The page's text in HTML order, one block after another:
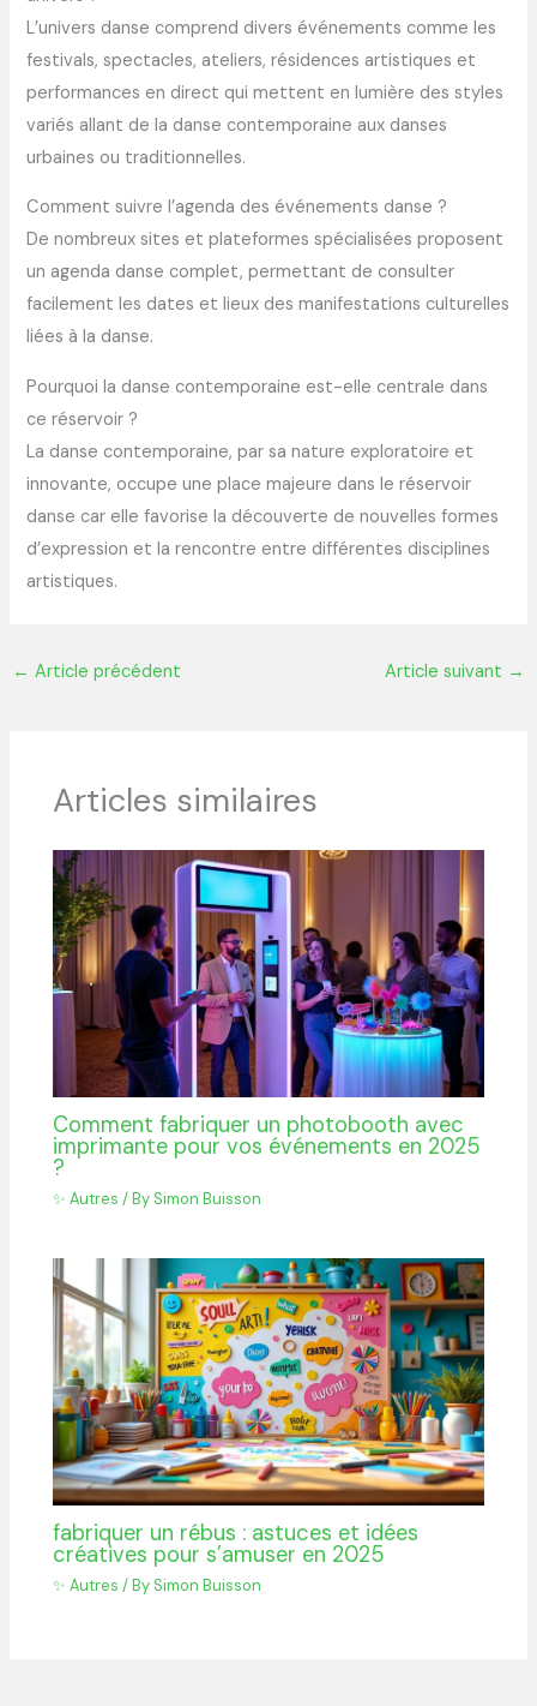
L’univers danse comprend divers événements comme les
festivals, spectacles, ateliers, résidences artistiques et
performances en direct qui mettent en lumière des styles
variés allant de la danse contemporaine aux danses
urbaines ou traditionnelles.
Comment suivre l’agenda des événements danse ?
De nombreux sites et plateformes spécialisées proposent
un agenda danse complet, permettant de consulter
facilement les dates et lieux des manifestations culturelles
liées à la danse.
Pourquoi la danse contemporaine est-elle centrale dans
ce réservoir ?
La danse contemporaine, par sa nature exploratoire et
innovante, occupe une place majeure dans le réservoir
danse car elle favorise la découverte de nouvelles formes
d’expression et la rencontre entre différentes disciplines
artistiques.
← Article précédent Article suivant →
Articles similaires
Comment fabriquer un photobooth avec
imprimante pour vos événements en 2025
?
✨ Autres / By Simon Buisson
fabriquer un rébus : astuces et idées
créatives pour s’amuser en 2025
✨ Autres / By Simon Buisson